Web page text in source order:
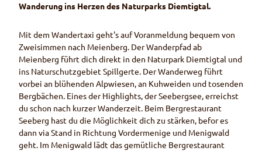
Wanderung ins Herzen des Naturparks Diemtigtal.
Mit dem Wandertaxi geht's auf Voranmeldung bequem von
Zweisimmen nach Meienberg. Der Wanderpfad ab
Meienberg führt dich direkt in den Naturpark Diemtigtal und
ins Naturschutzgebiet Spillgerte. Der Wanderweg führt
vorbei an blühenden Alpwiesen, an Kuhweiden und tosenden
Bergbächen. Eines der Highlights, der Seebergsee, erreichst
du schon nach kurzer Wanderzeit. Beim Bergrestaurant
Seeberg hast du die Möglichkeit dich zu stärken, befor es
dann via Stand in Richtung Vordermenige und Menigwald
geht. Im Menigwald lädt das gemütliche Bergrestaurant